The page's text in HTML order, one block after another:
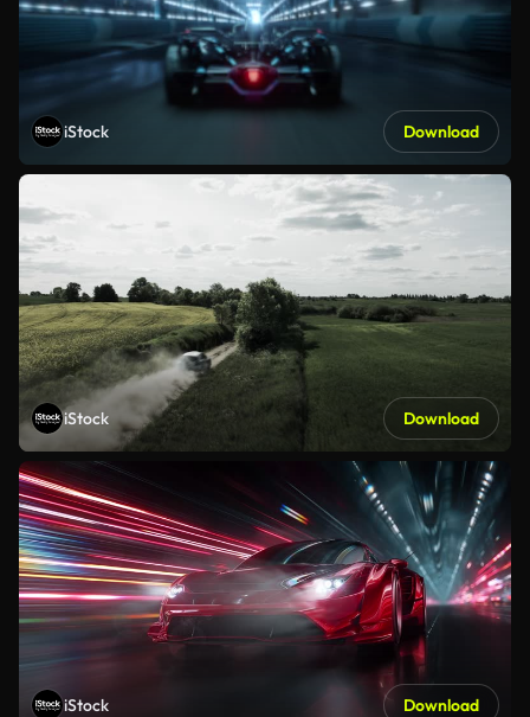
iStock Download
iStock Download
iStock Download